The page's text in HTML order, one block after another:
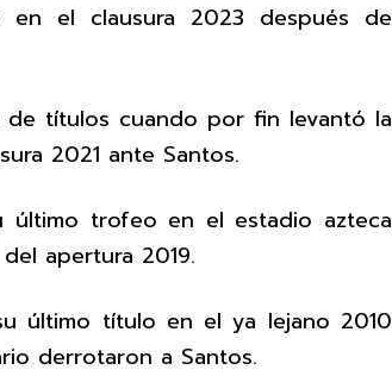
el clausura 2023 después de
de títulos cuando por fin levantó la
2021 ante Santos.
último trofeo en el estadio azteca
apertura 2019.
último título en el ya lejano 2010
derrotaron a Santos.